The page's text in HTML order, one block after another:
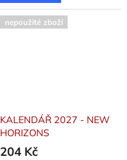
nepoužité zboží
KALENDÁŘ 2027 - NEW
HORIZONS
204 Kč